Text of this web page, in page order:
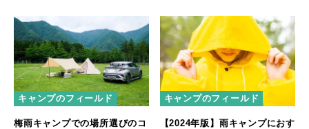
キャンプのフィールド
梅雨キャンプでの場所選びのコ
キャンプのフィールド
【2024年版】雨キャンプにおす